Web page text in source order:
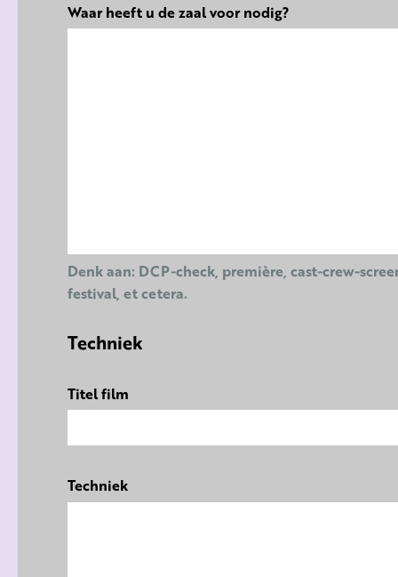
Waar heeft u de zaal voor nodig?
Denk aan: DCP-check, première, cast-crew-
festival, et cetera.
Techniek
Titel film
Techniek